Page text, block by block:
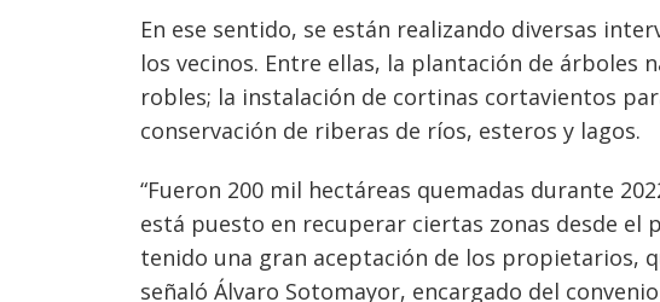
En ese sentido, se están realizando diversas
los vecinos. Entre ellas, la plantación de árboles
robles; la instalación de cortinas cortavientos
conservación de riberas de ríos, esteros y lagos.
“Fueron 200 mil hectáreas quemadas durante
está puesto en recuperar ciertas zonas desde
tenido una gran aceptación de los propietarios,
señaló Álvaro Sotomayor, encargado del
Navegación